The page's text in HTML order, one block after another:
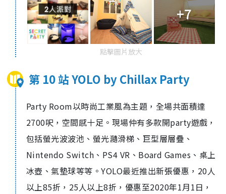
+7
點擊圖片放大
第 10 站 YOLO by Chillax Party
Party Room以時尚工業風為主題，全場共面積達
2700呎，空間感十足。現場仲有多款開party遊戲，
包括螢光波波池 、螢光瀡滑梯 、 巨型層層疊 、
Nintendo Switch、PS4 VR、Board Games、桌上
冰壺、氣墊球等等。YOLO最近推出新張優惠， 20人
以上85折，25人以上8折，優惠至2020年1月1日，